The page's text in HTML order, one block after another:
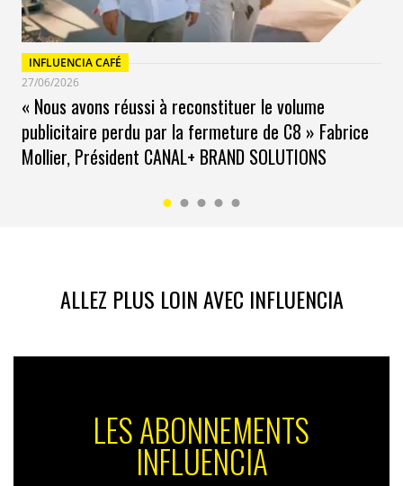
INFLUENCIA CAFÉ
27/06/2026
« Nous avons réussi à reconstituer le volume
publicitaire perdu par la fermeture de C8 » Fabrice
Mollier, Président CANAL+ BRAND SOLUTIONS
ALLEZ PLUS LOIN AVEC INFLUENCIA
LES ABONNEMENTS
INFLUENCIA